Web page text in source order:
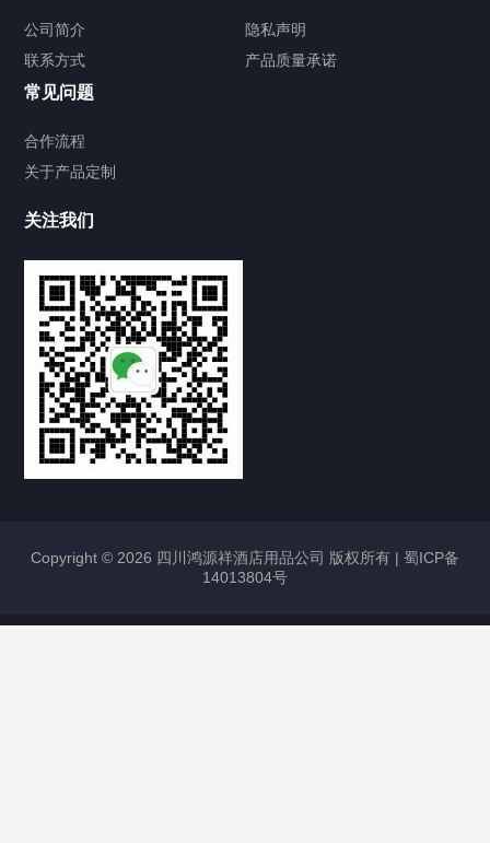
公司简介
联系方式
隐私声明
产品质量承诺
常见问题
合作流程
关于产品定制
关注我们
Copyright © 2026 四川鸿源祥酒店用品公司 版权所有 | 蜀ICP备
14013804号